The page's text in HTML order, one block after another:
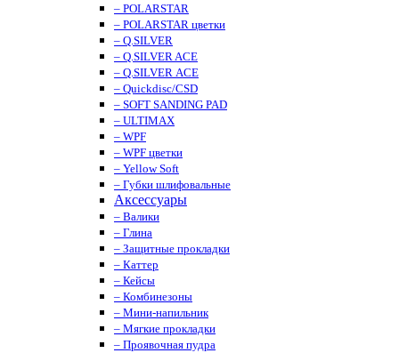
– POLARSTAR
– POLARSTAR цветки
– Q.SILVER
– Q.SILVER ACE
– Q.SILVER ACE
– Quickdisc/CSD
– SOFT SANDING PAD
– ULTIMAX
– WPF
– WPF цветки
– Yellow Soft
– Губки шлифовальные
Аксессуары
– Валики
– Глина
– Защитные прокладки
– Каттер
– Кейсы
– Комбинезоны
– Мини-напильник
– Мягкие прокладки
– Проявочная пудра